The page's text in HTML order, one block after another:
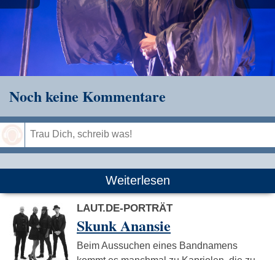
Noch keine Kommentare
Weiterlesen
LAUT.DE-PORTRÄT
Skunk Anansie
Beim Aussuchen eines Bandnamens